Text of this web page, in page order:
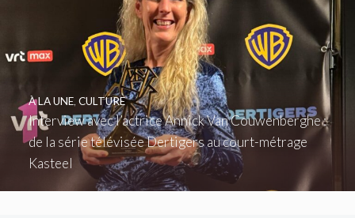
Interview avec l’actrice Annick Van Couwenberghe :
de la série télévisée Dertigers au court-métrage
Kasteel
À LA UNE, CULTURE